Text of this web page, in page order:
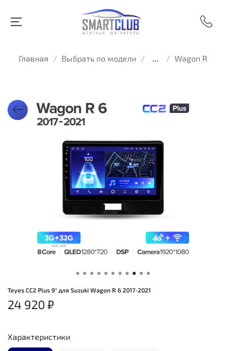
Главная Выбрать по модели ... Wagon R
Teyes CC2 Plus 9" для Suzuki Wagon R 6 2017-2021
24 920 ₽
Характеристики